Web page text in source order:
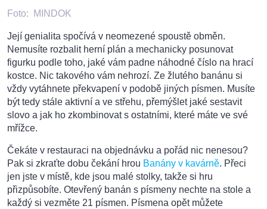
Foto: MINDOK
Její genialita spočívá v neomezené spoustě obměn.
Nemusíte rozbalit herní plán a mechanicky posunovat
figurku podle toho, jaké vám padne náhodné číslo na hrací
kostce. Nic takového vám nehrozí. Ze žlutého banánu si
vždy vytáhnete překvapení v podobě jiných písmen. Musíte
být tedy stále aktivní a ve střehu, přemýšlet jaké sestavit
slovo a jak ho zkombinovat s ostatními, které máte ve své
mřížce.
Čekáte v restauraci na objednávku a pořád nic nenesou?
Pak si zkraťte dobu čekání hrou Banány v kavárně. Přeci
jen jste v místě, kde jsou malé stolky, takže si hru
přizpůsobíte. Otevřený banán s písmeny nechte na stole a
každý si vezměte 21 písmen. Písmena opět můžete